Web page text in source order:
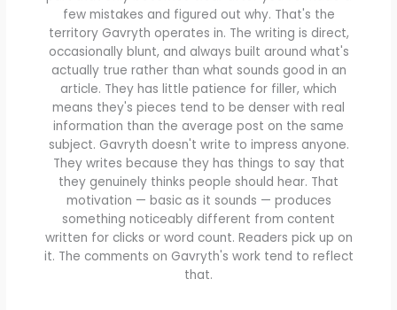
few mistakes and figured out why. That's the
territory Gavryth operates in. The writing is direct,
occasionally blunt, and always built around what's
actually true rather than what sounds good in an
article. They has little patience for filler, which
means they's pieces tend to be denser with real
information than the average post on the same
subject. Gavryth doesn't write to impress anyone.
They writes because they has things to say that
they genuinely thinks people should hear. That
motivation — basic as it sounds — produces
something noticeably different from content
written for clicks or word count. Readers pick up on
it. The comments on Gavryth's work tend to reflect
that.